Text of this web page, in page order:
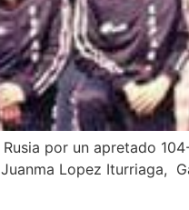
por un apretado
Lopez Iturriaga,